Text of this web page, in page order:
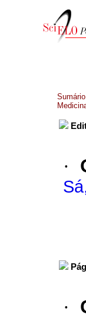
Sumário
·
·